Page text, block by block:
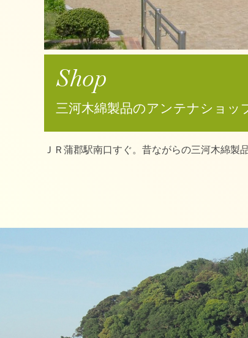
Shop
三河木綿製品のアンテナショッ
ＪＲ蒲郡駅南口すぐ。昔ながらの三河木綿製